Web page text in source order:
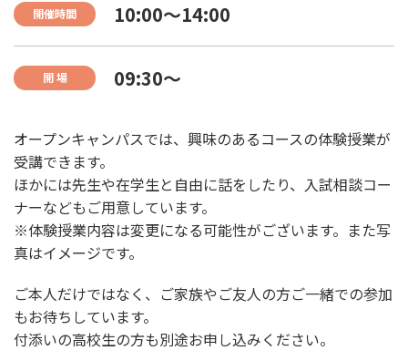
開催時間 10:00〜14:00
開 場 09:30〜
オープンキャンパスでは、興味のあるコースの体験授業が
受講できます。
ほかには先生や在学生と自由に話をしたり、入試相談コー
ナーなどもご用意しています。
※体験授業内容は変更になる可能性がございます。また写
真はイメージです。
ご本人だけではなく、ご家族やご友人の方ご一緒での参加
もお待ちしています。
付添いの高校生の方も別途お申し込みください。